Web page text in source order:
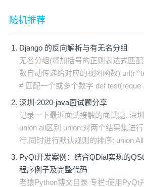
随机推荐
Django 的反向解析与有无名分组
无名分组(将加括号的正则表达式匹
数自动传递给对应的视图函数)
# 匹配一个或多个数字 def test(reque
深圳-2020-java面试题分享
记录一下最近面试接触的面试题. 深
union all区别 union:对两个结果集进
行,同时进行默认规则的排序: union
PyQt开发案例：结合QDial实现的
程序例子及完整代码
老猿Python博文目录 专栏:使用PyQt